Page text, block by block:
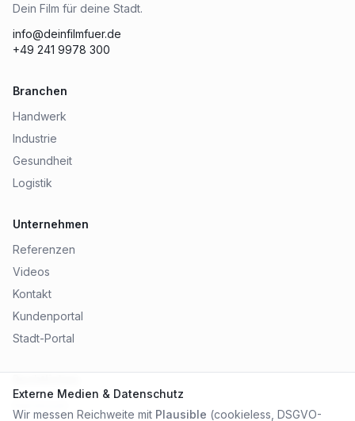
Dein Film für deine Stadt.
info@deinfilmfuer.de
+49 241 9978 300
Branchen
Handwerk
Industrie
Gesundheit
Logistik
Unternehmen
Referenzen
Videos
Kontakt
Kundenportal
Stadt-Portal
Externe Medien & Datenschutz
Wir messen Reichweite mit Plausible (cookieless, DSGVO-